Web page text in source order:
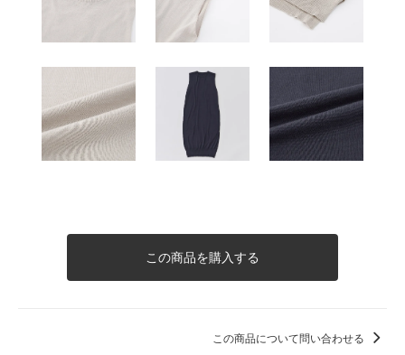
この商品を購入する
この商品について問い合わせる